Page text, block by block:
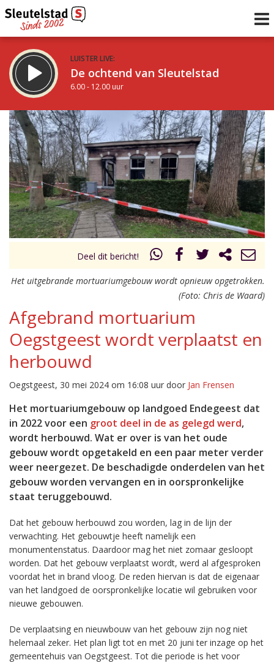
LUISTER LIVE:
De ochtend van Sleutelstad
6.00 - 12.00 uur
STRAKS:
De middag van Sleutelstad
12.00 - 18.00 uur
Vorig uur
uur 1 van 0 Volgend uur
Inklappen
Deel dit bericht!
Het uitgebrande mortuariumgebouw wordt opnieuw opgetrokken.
(Foto: Chris de Waard)
Afgebrand mortuarium
Oegstgeest wordt verplaatst en
herbouwd
Oegstgeest, 30 mei 2024 om 16:08 uur door Jan Frensen
Het mortuariumgebouw op landgoed Endegeest dat
in 2022 voor een groot deel in de as gelegd werd,
wordt herbouwd. Wat er over is van het oude
gebouw wordt opgetakeld en een paar meter verder
weer neergezet. De beschadigde onderdelen van het
gebouw worden vervangen en in oorspronkelijke
staat teruggebouwd.
Dat het gebouw herbouwd zou worden, lag in de lijn der
verwachting. Het gebouwtje heeft namelijk een
monumentenstatus. Daardoor mag het niet zomaar gesloopt
worden. Dat het gebouw verplaatst wordt, werd al afgesproken
voordat het in brand vloog. De reden hiervan is dat de eigenaar
van het landgoed de oorspronkelijke locatie wil gebruiken voor
nieuwe gebouwen.
De verplaatsing en nieuwbouw van het gebouw zijn nog niet
helemaal zeker. Het plan ligt tot en met 20 juni ter inzage op het
gemeentehuis van Oegstgeest. Tot die periode is het voor